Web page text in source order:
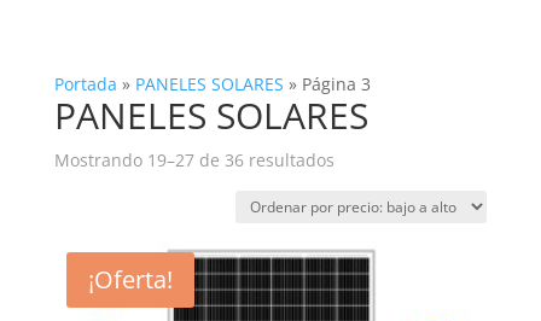
Portada » PANELES SOLARES » Página 3
PANELES SOLARES
Mostrando 19–27 de 36 resultadosOrdenado
precio:
a
alto
¡Oferta!